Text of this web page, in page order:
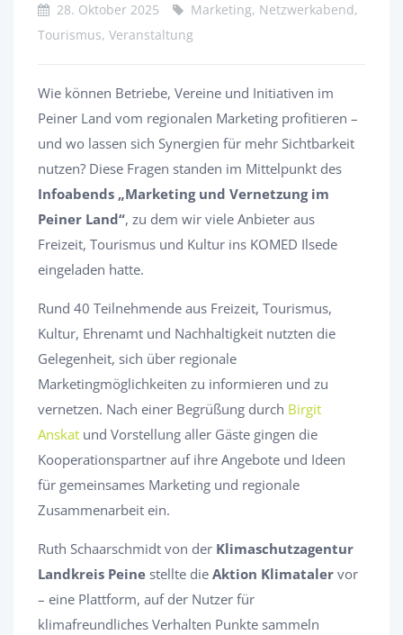
28. Oktober 2025
Marketing, Netzwerkabend,
Tourismus, Veranstaltung
Wie können Betriebe, Vereine und Initiativen im
Peiner Land vom regionalen Marketing profitieren –
und wo lassen sich Synergien für mehr Sichtbarkeit
nutzen? Diese Fragen standen im Mittelpunkt des
Infoabends „Marketing und Vernetzung im
Peiner Land“, zu dem wir viele Anbieter aus
Freizeit, Tourismus und Kultur ins KOMED Ilsede
eingeladen hatte.
Rund 40 Teilnehmende aus Freizeit, Tourismus,
Kultur, Ehrenamt und Nachhaltigkeit nutzten die
Gelegenheit, sich über regionale
Marketingmöglichkeiten zu informieren und zu
vernetzen. Nach einer Begrüßung durch Birgit
Anskat und Vorstellung aller Gäste gingen die
Kooperationspartner auf ihre Angebote und Ideen
für gemeinsames Marketing und regionale
Zusammenarbeit ein.
Ruth Schaarschmidt von der Klimaschutzagentur
Landkreis Peine stellte die Aktion Klimataler vor
– eine Plattform, auf der Nutzer für
klimafreundliches Verhalten Punkte sammeln